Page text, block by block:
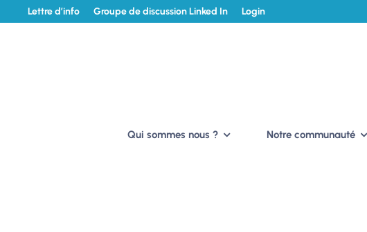
Lettre d’info Groupe de discussion Linked In Login
Qui sommes nous ? Notre communauté